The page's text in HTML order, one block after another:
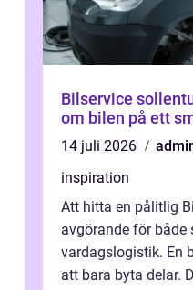
Bilservice sollentuna så tar du
om bilen på ett
14 juli 2026
inspiration
Att hitta en pålitlig
avgörande för både
vardagslogistik. En
att bara byta delar.